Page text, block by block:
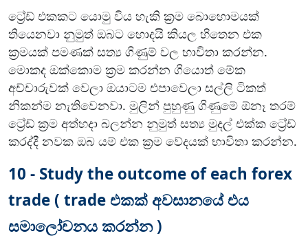
ට්‍රේඩ් එකකට යොමු විය හැකි ක්‍රම බොහොමයක්
තියෙනවා නුමුත් ඔබට හොදයි කියල හිතෙන එක
ක්‍රමයක් පමණක් සත්‍ය ගිණුම් වල භාවිතා කරන්න.
මොකද ඔක්කොම ක්‍රම කරන්න ගියොත් මේක
අච්චාරුවක් වෙලා ඔයාටම එපාවෙලා සල්ලි ටිකත්
නිකන්ම නැතිවෙනවා. මුලින් පුහුණු ගිණුමේ ඕනෑ තරම්
ට්‍රේඩ් ක්‍රම අත්හදා බලන්න නුමුත් සත්‍ය මුදල් එක්ක ට්‍රේඩ්
කරද්දී නවක ඔබ යම් එක ක්‍රම වේදයක් භාවිතා කරන්න.
10 - Study the outcome of each forex
trade ( trade එකක් අවසානයේ එය
සමාලෝචනය කරන්න )